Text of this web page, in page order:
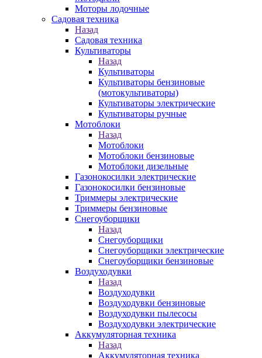
Моторы лодочные
Садовая техника
Назад
Садовая техника
Культиваторы
Назад
Культиваторы
Культиваторы бензиновые
(мотокультиваторы)
Культиваторы электрические
Культиваторы ручные
Мотоблоки
Назад
Мотоблоки
Мотоблоки бензиновые
Мотоблоки дизельные
Газонокосилки электрические
Газонокосилки бензиновые
Триммеры электрические
Триммеры бензиновые
Снегоуборщики
Назад
Снегоуборщики
Снегоуборщики электрические
Снегоуборщики бензиновые
Воздуходувки
Назад
Воздуходувки
Воздуходувки бензиновые
Воздуходувки пылесосы
Воздуходувки электрические
Аккумуляторная техника
Назад
Аккумуляторная техника